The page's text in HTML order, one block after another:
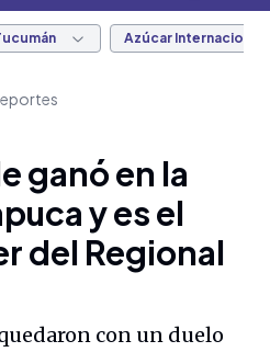
Azúcar Internacional
ganó en la
y es el
del Regional
con un duelo